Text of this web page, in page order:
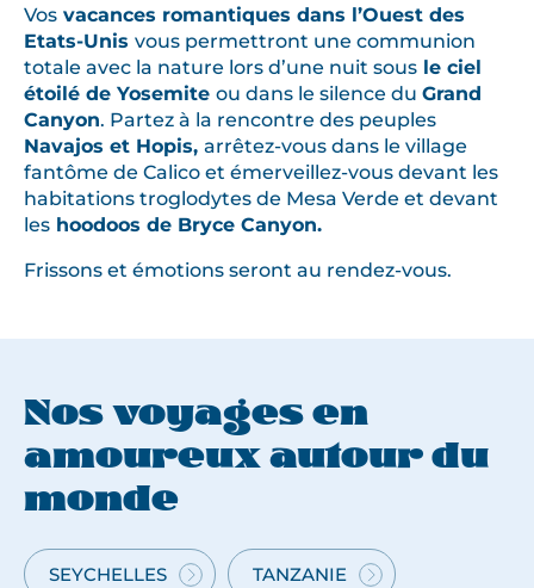
r
a
ç
a
n
t
d
a
n
é
s
e
r
e
Vos vacances romantiques dans l’Ouest des
Etats-Unis vous permettront une communion
totale avec la nature lors d’une nuit sous le ciel
étoilé de Yosemite ou dans le silence du Grand
Canyon. Partez à la rencontre des peuples
Navajos et Hopis, arrêtez-vous dans le village
fantôme de Calico et émerveillez-vous devant les
habitations troglodytes de Mesa Verde et devant
les hoodoos de Bryce Canyon.
Frissons et émotions seront au rendez-vous.
Nos voyages en
amoureux autour du
monde
SEYCHELLES TANZANIE